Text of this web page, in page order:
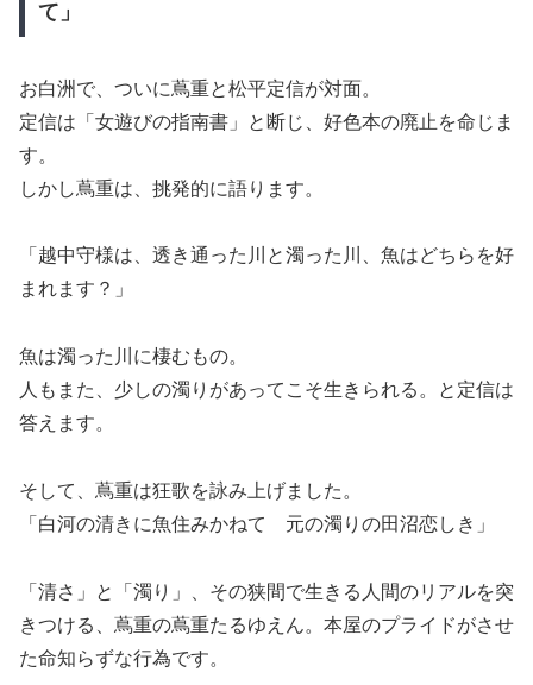
て」
お白洲で、ついに蔦重と松平定信が対面。
定信は「女遊びの指南書」と断じ、好色本の廃止を命じま
す。
しかし蔦重は、挑発的に語ります。
「越中守様は、透き通った川と濁った川、魚はどちらを好
まれます？」
魚は濁った川に棲むもの。
人もまた、少しの濁りがあってこそ生きられる。と定信は
答えます。
そして、蔦重は狂歌を詠み上げました。
「白河の清きに魚住みかねて 元の濁りの田沼恋しき」
「清さ」と「濁り」、その狭間で生きる人間のリアルを突
きつける、蔦重の蔦重たるゆえん。本屋のプライドがさせ
た命知らずな行為です。